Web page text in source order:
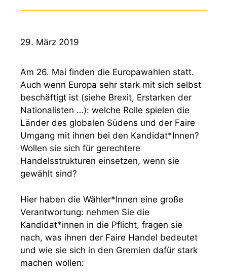
29. März 2019
Am 26. Mai finden die Europawahlen statt.
Auch wenn Europa sehr stark mit sich selbst
beschäftigt ist (siehe Brexit, Erstarken der
Nationalisten …): welche Rolle spielen die
Länder des globalen Südens und der Faire
Umgang mit ihnen bei den Kandidat*Innen?
Wollen sie sich für gerechtere
Handelsstrukturen einsetzen, wenn sie
gewählt sind?
Hier haben die Wähler*Innen eine große
Verantwortung: nehmen Sie die
Kandidat*innen in die Pflicht, fragen sie
nach, was ihnen der Faire Handel bedeutet
und wie sie sich in den Gremien dafür stark
machen wollen: